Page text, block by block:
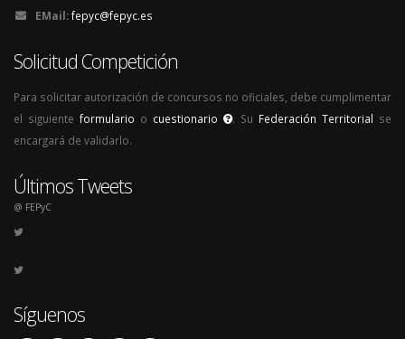
EMail:fepyc@fepyc.es
Solicitud Competición
Para solicitar autorización de concursos no oficiales, debe cumplimentar
el siguiente formulario o cuestionario . Su Federación Territorial se
encargará de validarlo.
Últimos Tweets
@ FEPyC
Síguenos